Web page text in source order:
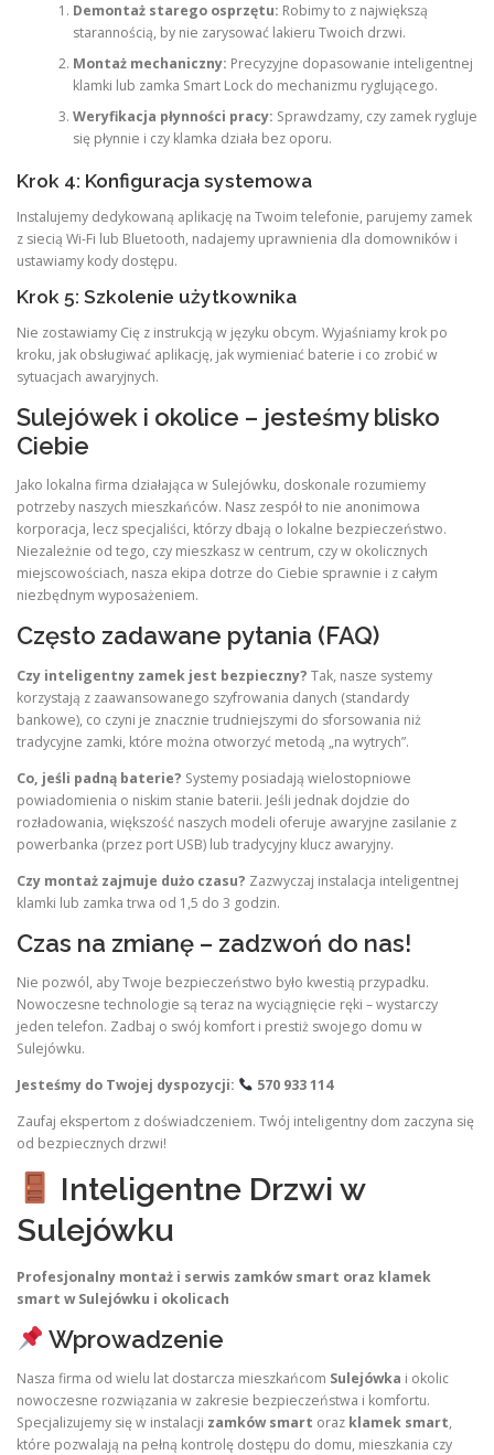
Demontaż starego osprzętu: Robimy to z największą
starannością, by nie zarysować lakieru Twoich drzwi.
Montaż mechaniczny: Precyzyjne dopasowanie inteligentnej
klamki lub zamka Smart Lock do mechanizmu ryglującego.
Weryfikacja płynności pracy: Sprawdzamy, czy zamek rygluje
się płynnie i czy klamka działa bez oporu.
Krok 4: Konfiguracja systemowa
Instalujemy dedykowaną aplikację na Twoim telefonie, parujemy zamek
z siecią Wi-Fi lub Bluetooth, nadajemy uprawnienia dla domowników i
ustawiamy kody dostępu.
Krok 5: Szkolenie użytkownika
Nie zostawiamy Cię z instrukcją w języku obcym. Wyjaśniamy krok po
kroku, jak obsługiwać aplikację, jak wymieniać baterie i co zrobić w
sytuacjach awaryjnych.
Sulejówek i okolice – jesteśmy blisko
Ciebie
Jako lokalna firma działająca w Sulejówku, doskonale rozumiemy
potrzeby naszych mieszkańców. Nasz zespół to nie anonimowa
korporacja, lecz specjaliści, którzy dbają o lokalne bezpieczeństwo.
Niezależnie od tego, czy mieszkasz w centrum, czy w okolicznych
miejscowościach, nasza ekipa dotrze do Ciebie sprawnie i z całym
niezbędnym wyposażeniem.
Często zadawane pytania (FAQ)
Czy inteligentny zamek jest bezpieczny? Tak, nasze systemy
korzystają z zaawansowanego szyfrowania danych (standardy
bankowe), co czyni je znacznie trudniejszymi do sforsowania niż
tradycyjne zamki, które można otworzyć metodą „na wytrych”.
Co, jeśli padną baterie? Systemy posiadają wielostopniowe
powiadomienia o niskim stanie baterii. Jeśli jednak dojdzie do
rozładowania, większość naszych modeli oferuje awaryjne zasilanie z
powerbanka (przez port USB) lub tradycyjny klucz awaryjny.
Czy montaż zajmuje dużo czasu? Zazwyczaj instalacja inteligentnej
klamki lub zamka trwa od 1,5 do 3 godzin.
Czas na zmianę – zadzwoń do nas!
Nie pozwól, aby Twoje bezpieczeństwo było kwestią przypadku.
Nowoczesne technologie są teraz na wyciągnięcie ręki – wystarczy
jeden telefon. Zadbaj o swój komfort i prestiż swojego domu w
Sulejówku.
Jesteśmy do Twojej dyspozycji:
570 933 114
Zaufaj ekspertom z doświadczeniem. Twój inteligentny dom zaczyna się
od bezpiecznych drzwi!
Inteligentne Drzwi w
Sulejówku
Profesjonalny montaż i serwis zamków smart oraz klamek
smart w Sulejówku i okolicach
Wprowadzenie
Nasza firma od wielu lat dostarcza mieszkańcom Sulejówka i okolic
nowoczesne rozwiązania w zakresie bezpieczeństwa i komfortu.
Specjalizujemy się w instalacji zamków smart oraz klamek smart,
które pozwalają na pełną kontrolę dostępu do domu, mieszkania czy